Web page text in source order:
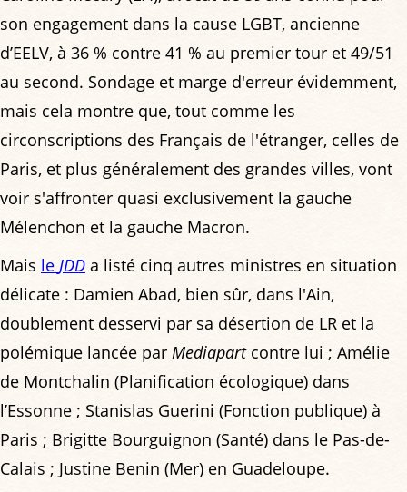
son engagement dans la cause LGBT, ancienne
d’EELV, à 36 % contre 41 % au premier tour et 49/51
au second. Sondage et marge d'erreur évidemment,
mais cela montre que, tout comme les
circonscriptions des Français de l'étranger, celles de
Paris, et plus généralement des grandes villes, vont
voir s'affronter quasi exclusivement la gauche
Mélenchon et la gauche Macron.
Mais le JDD a listé cinq autres ministres en situation
délicate : Damien Abad, bien sûr, dans l'Ain,
doublement desservi par sa désertion de LR et la
polémique lancée par Mediapartcontre lui ; ­Amélie
de ­Montchalin (Planification ­écologique) dans
l’Essonne ; ­Stanislas Guerini (Fonction ­publique) à
Paris ; Brigitte Bourguignon (Santé) dans le Pas-de-
Calais ; Justine Benin (Mer) en ­Guadeloupe.